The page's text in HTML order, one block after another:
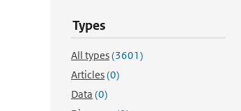
Types
All types(3601)
Articles(0)
Data (0)